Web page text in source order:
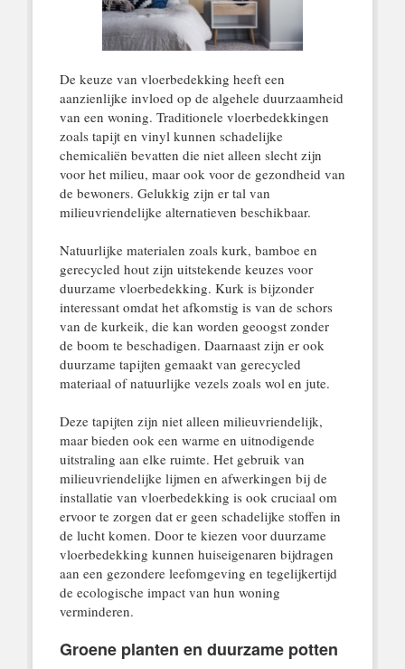
De keuze van vloerbedekking heeft een
aanzienlijke invloed op de algehele duurzaamheid
van een woning. Traditionele vloerbedekkingen
zoals tapijt en vinyl kunnen schadelijke
chemicaliën bevatten die niet alleen slecht zijn
voor het milieu, maar ook voor de gezondheid van
de bewoners. Gelukkig zijn er tal van
milieuvriendelijke alternatieven beschikbaar.
Natuurlijke materialen zoals kurk, bamboe en
gerecycled hout zijn uitstekende keuzes voor
duurzame vloerbedekking. Kurk is bijzonder
interessant omdat het afkomstig is van de schors
van de kurkeik, die kan worden geoogst zonder
de boom te beschadigen. Daarnaast zijn er ook
duurzame tapijten gemaakt van gerecycled
materiaal of natuurlijke vezels zoals wol en jute.
Deze tapijten zijn niet alleen milieuvriendelijk,
maar bieden ook een warme en uitnodigende
uitstraling aan elke ruimte. Het gebruik van
milieuvriendelijke lijmen en afwerkingen bij de
installatie van vloerbedekking is ook cruciaal om
ervoor te zorgen dat er geen schadelijke stoffen in
de lucht komen. Door te kiezen voor duurzame
vloerbedekking kunnen huiseigenaren bijdragen
aan een gezondere leefomgeving en tegelijkertijd
de ecologische impact van hun woning
verminderen.
Groene planten en duurzame potten